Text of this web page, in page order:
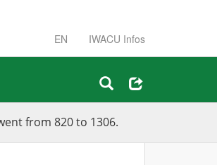
EN IWACU Infos
from 820 to 1306.